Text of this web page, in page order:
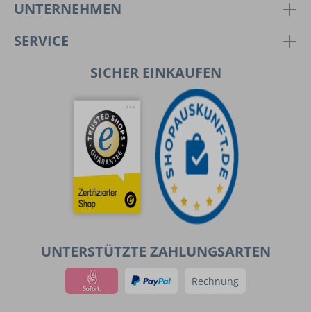
UNTERNEHMEN
SERVICE
SICHER EINKAUFEN
UNTERSTÜTZTE ZAHLUNGSARTEN
Rechnung